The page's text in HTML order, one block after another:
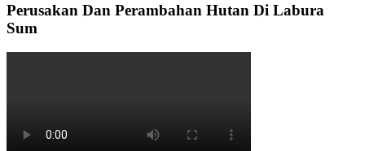
Perusakan Dan Perambahan Hutan Di Labura
Sum